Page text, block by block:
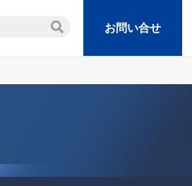
お問い合せ